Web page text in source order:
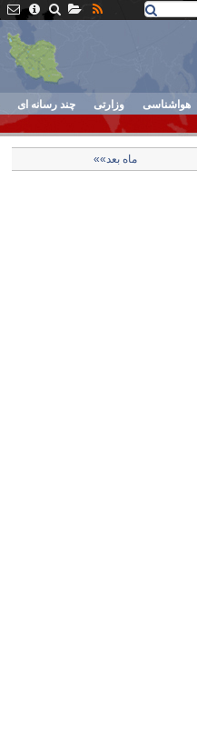
هواشناسی وزارتی چند رسانه ای
ماه بعد»»